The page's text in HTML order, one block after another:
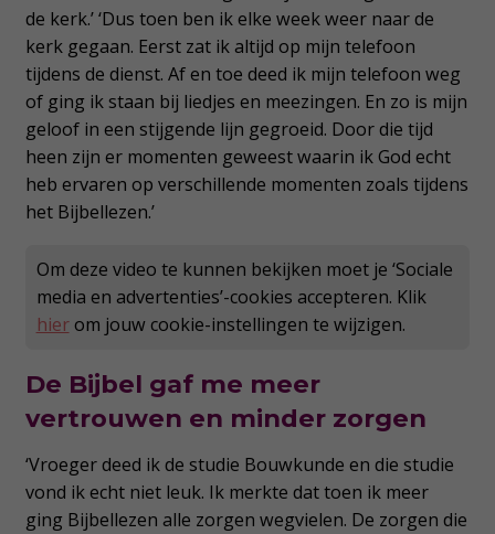
de kerk.’ ‘Dus toen ben ik elke week weer naar de
kerk gegaan. Eerst zat ik altijd op mijn telefoon
tijdens de dienst. Af en toe deed ik mijn telefoon weg
of ging ik staan bij liedjes en meezingen. En zo is mijn
geloof in een stijgende lijn gegroeid. Door die tijd
heen zijn er momenten geweest waarin ik God echt
heb ervaren op verschillende momenten zoals tijdens
het Bijbellezen.’
Om deze video te kunnen bekijken moet je ‘Sociale
media en advertenties’-cookies accepteren. Klik
hierom jouw cookie-instellingen te wijzigen.
De Bijbel gaf me meer
vertrouwen en minder zorgen
‘Vroeger deed ik de studie Bouwkunde en die studie
vond ik echt niet leuk. Ik merkte dat toen ik meer
ging Bijbellezen alle zorgen wegvielen. De zorgen die